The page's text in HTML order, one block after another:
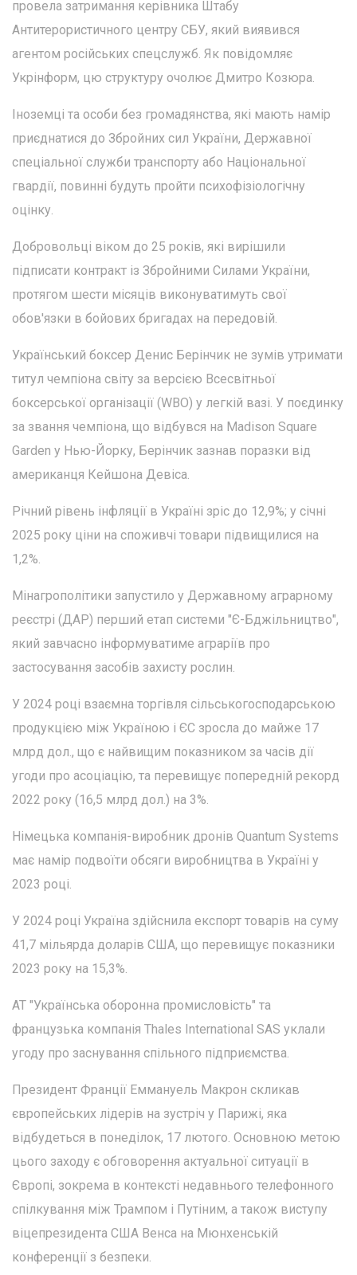
провела затримання керівника Штабу
Антитерористичного центру СБУ, який виявився
агентом російських спецслужб. Як повідомляє
Укрінформ, цю структуру очолює Дмитро Козюра.
Іноземці та особи без громадянства, які мають намір
приєднатися до Збройних сил України, Державної
спеціальної служби транспорту або Національної
гвардії, повинні будуть пройти психофізіологічну
оцінку.
Добровольці віком до 25 років, які вирішили
підписати контракт із Збройними Силами України,
протягом шести місяців виконуватимуть свої
обов'язки в бойових бригадах на передовій.
Український боксер Денис Берінчик не зумів утримати
титул чемпіона світу за версією Всесвітньої
боксерської організації (WBO) у легкій вазі. У поєдинку
за звання чемпіона, що відбувся на Madison Square
Garden у Нью-Йорку, Берінчик зазнав поразки від
американця Кейшона Девіса.
Річний рівень інфляції в Україні зріс до 12,9%; у січні
2025 року ціни на споживчі товари підвищилися на
1,2%.
Мінагрополітики запустило у Державному аграрному
реєстрі (ДАР) перший етап системи "Є-Бджільництво",
який завчасно інформуватиме аграріїв про
застосування засобів захисту рослин.
У 2024 році взаємна торгівля сільськогосподарською
продукцією між Україною і ЄС зросла до майже 17
млрд дол., що є найвищим показником за часів дії
угоди про асоціацію, та перевищує попередній рекорд
2022 року (16,5 млрд дол.) на 3%.
Німецька компанія-виробник дронів Quantum Systems
має намір подвоїти обсяги виробництва в Україні у
2023 році.
У 2024 році Україна здійснила експорт товарів на суму
41,7 мільярда доларів США, що перевищує показники
2023 року на 15,3%.
АТ "Українська оборонна промисловість" та
французька компанія Thales International SAS уклали
угоду про заснування спільного підприємства.
Президент Франції Еммануель Макрон скликав
європейських лідерів на зустріч у Парижі, яка
відбудеться в понеділок, 17 лютого. Основною метою
цього заходу є обговорення актуальної ситуації в
Європі, зокрема в контексті недавнього телефонного
спілкування між Трампом і Путіним, а також виступу
віцепрезидента США Венса на Мюнхенській
конференції з безпеки.